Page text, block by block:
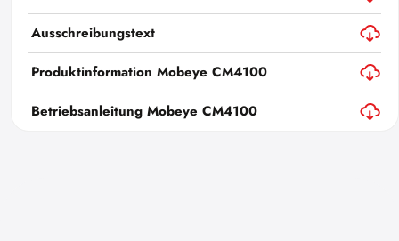
Ausschreibungstext
Produktinformation Mobeye CM4100
Betriebsanleitung Mobeye CM4100